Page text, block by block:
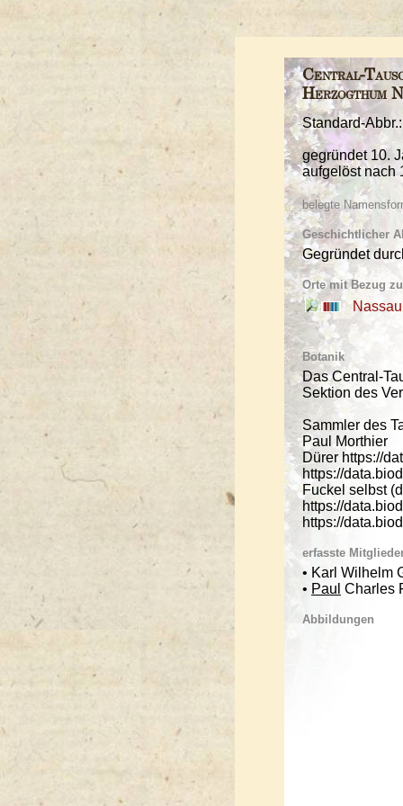
Central-
Herzogthum
Standard-
gegründet 10.
aufgelöst nach
belegte
Geschichtlicher
Gegründet
Orte mit Bezug
Botanik
Das Central-
Sektion des
Sammler des
Paul Morthier
Dürer https://
https://
Fuckel selbst
https://
https://
erfasste
• Karl Wilhelm
• Paul Charles
Abbildungen